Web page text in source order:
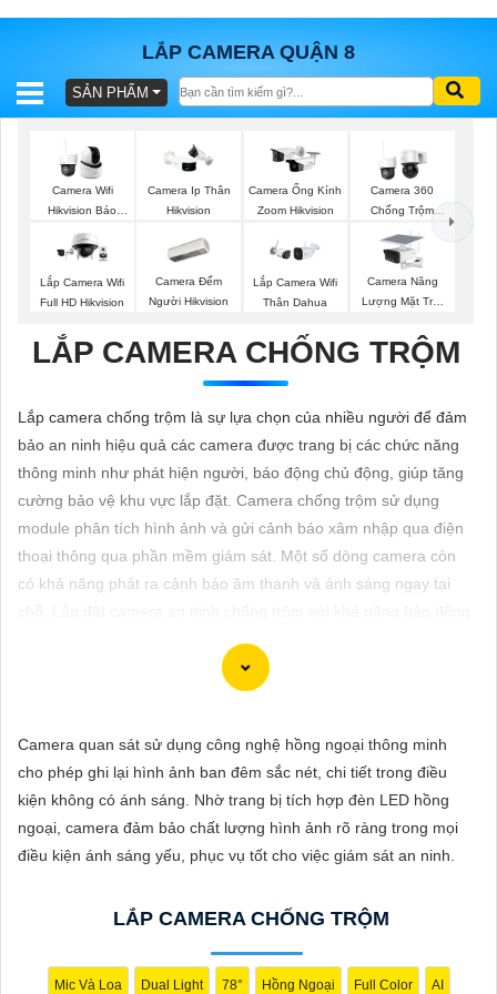
LẮP CAMERA QUẬN 8
BÁO
GÓI
SẢN
TƯ
VẤN
LẮP
ĐẶT
VẤN
VỤ
SẢN PHẨM
Camera Wifi
Hikvision Báo
Động
Camera Ip Thân
Hikvision
Camera Ống Kính
Zoom Hikvision
Camera 360
Chống Trộm
Lắp Camera Wifi
Full HD Hikvision
Camera Đếm
Người Hikvision
Lắp Camera Wifi
Thân Dahua
Camera Năng
Lượng Mặt Trời
LẮP CAMERA CHỐNG TRỘM
Lắp camera chống trộm là sự lựa chọn của nhiều người để đảm
bảo an ninh hiệu quả các camera được trang bị các chức năng
thông minh như phát hiện người, báo động chủ động, giúp tăng
cường bảo vệ khu vực lắp đặt. Camera chống trộm sử dụng
module phân tích hình ảnh và gửi cảnh báo xâm nhập qua điện
thoại thông qua phần mềm giám sát. Một số dòng camera còn
có khả năng phát ra cảnh báo âm thanh và ánh sáng ngay tại
quan sát trong điều kiện ánh sáng yếu hoặc ban đêm.
Tính năng cảnh báo: Chọn hệ thống có tính năng cảnh báo
khi phát hiện chuyển động hoặc âm thanh không bình thường.
Camera quan sát sử dụng công nghệ hồng ngoại thông minh
cho phép ghi lại hình ảnh ban đêm sắc nét, chi tiết trong điều
kiện không có ánh sáng. Nhờ trang bị tích hợp đèn LED hồng
ngoại, camera đảm bảo chất lượng hình ảnh rõ ràng trong mọi
điều kiện ánh sáng yếu, phục vụ tốt cho việc giám sát an ninh.
LẮP CAMERA CHỐNG TRỘM
Mic Và Loa Dual Light 78° Hồng Ngoại Full Color AI